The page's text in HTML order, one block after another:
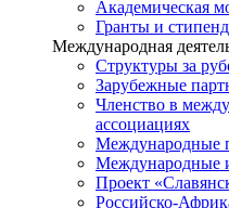
Академическая
Гранты и
Международная
Структуры за
Зарубежные
Членство в
ассоциациях
Международные
Международные
Проект
Российско-